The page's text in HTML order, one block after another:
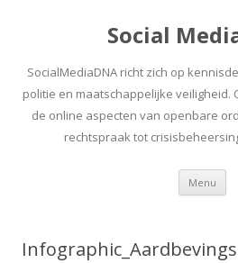
Social
SocialMediaDNA richt zich op
politie en maatschappelijke veiligheid.
de online aspecten van openbare
rechtspraak tot
Menu